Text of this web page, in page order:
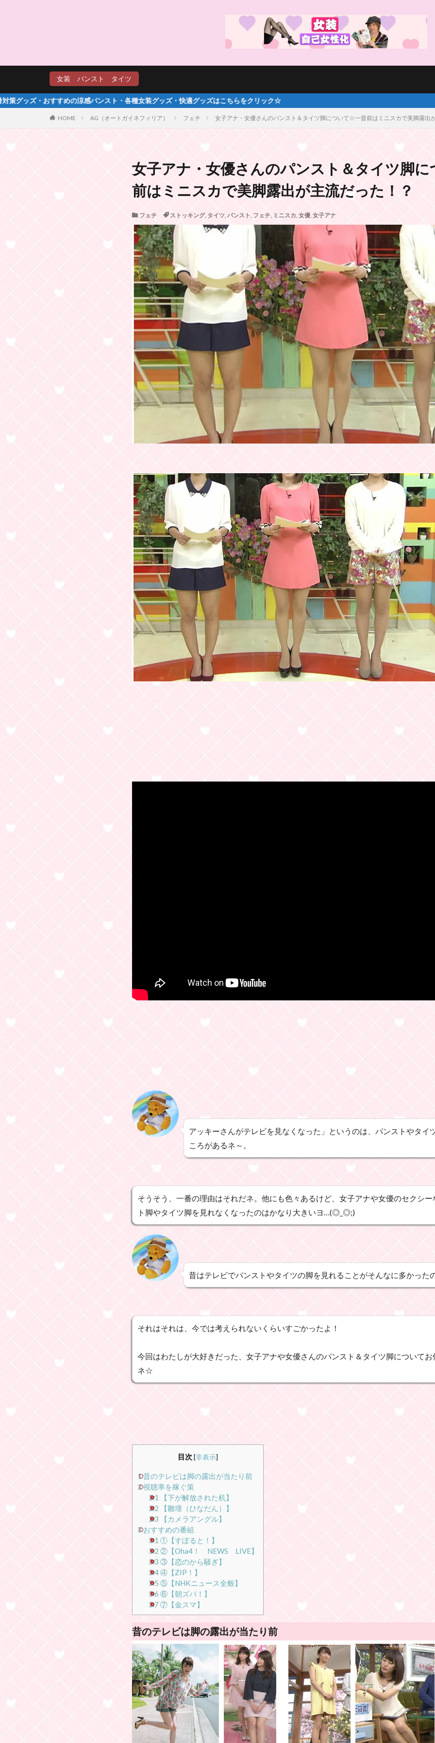
女装 パンスト タイツ
装グッズ・快適グッズはこちらをクリック☆
HOME AG（オートガイネフィリア） フェチ 女子アナ・女優さんのパンスト＆タイツ脚について☆一昔前はミニスカで美脚露出
女子アナ・女優さんのパンスト＆タイツ脚
前はミニスカで美脚露出が主流だった！？
フェチ ストッキング, タイツ, パンスト, フェチ, ミニスカ,女優, 女子アナ
アッキーさんがテレビを見なくなった」というのは、パンストやタイ
ころがあるネ～。
そうそう、一番の理由はそれだネ。他にも色々あるけど、女子アナや女優のセクシー
ト脚やタイツ脚を見れなくなったのはかなり大きいヨ…(◎_◎;)
昔はテレビでパンストやタイツの脚を見れることがそんなに多かった
それはそれは、今では考えられないくらいすごかったよ！
今回はわたしが大好きだった、女子アナや女優さんのパンスト＆タイツ脚についてお
ネ☆
目次 [非表示]
1昔のテレビは脚の露出が当たり前
2視聴率を稼ぐ策
2.1
【下が解放された机】
2.2 【雛壇（ひなだん）】
2.3 【カメラアングル】
3おすすめの番組
3.1 ①【すぽると！】
3.2 ②【Oha4！ NEWS LIVE】
3.3 ③【恋のから騒ぎ】
3.4④【ZIP！】
3.5 ⑤【NHKニュース全般】
3.6 ⑥【朝ズバ！】
3.7 ⑦【金スマ】
昔のテレビは脚の露出が当たり前